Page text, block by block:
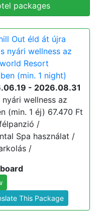
packages
Out éld át újra
nyári wellness az
Resort
(min. 1 night)
- 2026.08.31
wellness az
(min. 1 éj) 67.470 Ft
/
Spa használat /
/
This Package